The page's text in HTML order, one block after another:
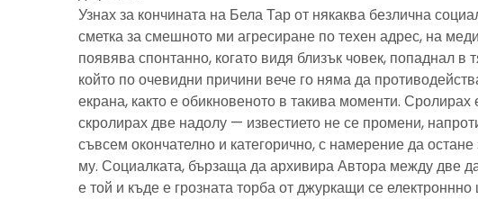
Узнах за кончината на Бела Тар от някаква безлична
сметка за смешното ми агресиране по техен адрес, на
появява спонтанно, когато видя близък човек, попаднал в
който по очевидни причини вече го няма да
екрана, както е обикновеното в такива моменти.
скролирах две надолу — известието не се промени,
съвсем окончателно и категорично, с намерение да
му. Социалката, бързаща да архивира Автора между две
е той и къде е грозната торба от джуркащи се